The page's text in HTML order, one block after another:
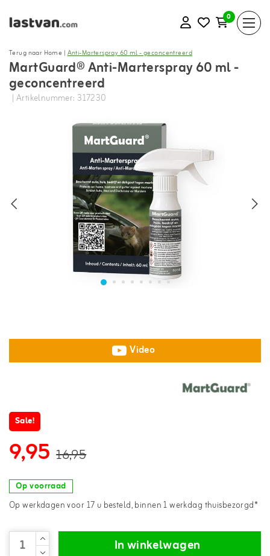
0
Terug naar Home |Anti-Marterspray 60 ml - geconcentreerd
MartGuard® Anti-Marterspray 60 ml -
geconcentreerd
| Artikelnummer: 317230
Video
Sale!
9,95 16,95
Op voorraad
Op werkdagen voor 17 u besteld, binnen 1 werkdag thuisbezorgd*
In winkelwagen